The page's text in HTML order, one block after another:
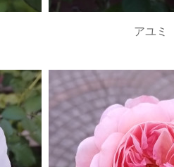
アユミ